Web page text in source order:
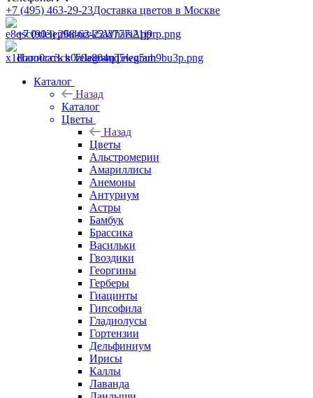
+7 (495) 463-29-23Доставка цветов в Москве
+7 (903) 268-62-22WhatsApp
Написать в TelegramTelegram
Каталог
Назад
Каталог
Цветы
Назад
Цветы
Альстромерии
Амариллисы
Анемоны
Антуриум
Астры
Бамбук
Брассика
Васильки
Гвоздики
Георгины
Герберы
Гиацинты
Гипсофила
Гладиолусы
Гортензии
Дельфиниум
Ирисы
Каллы
Лаванда